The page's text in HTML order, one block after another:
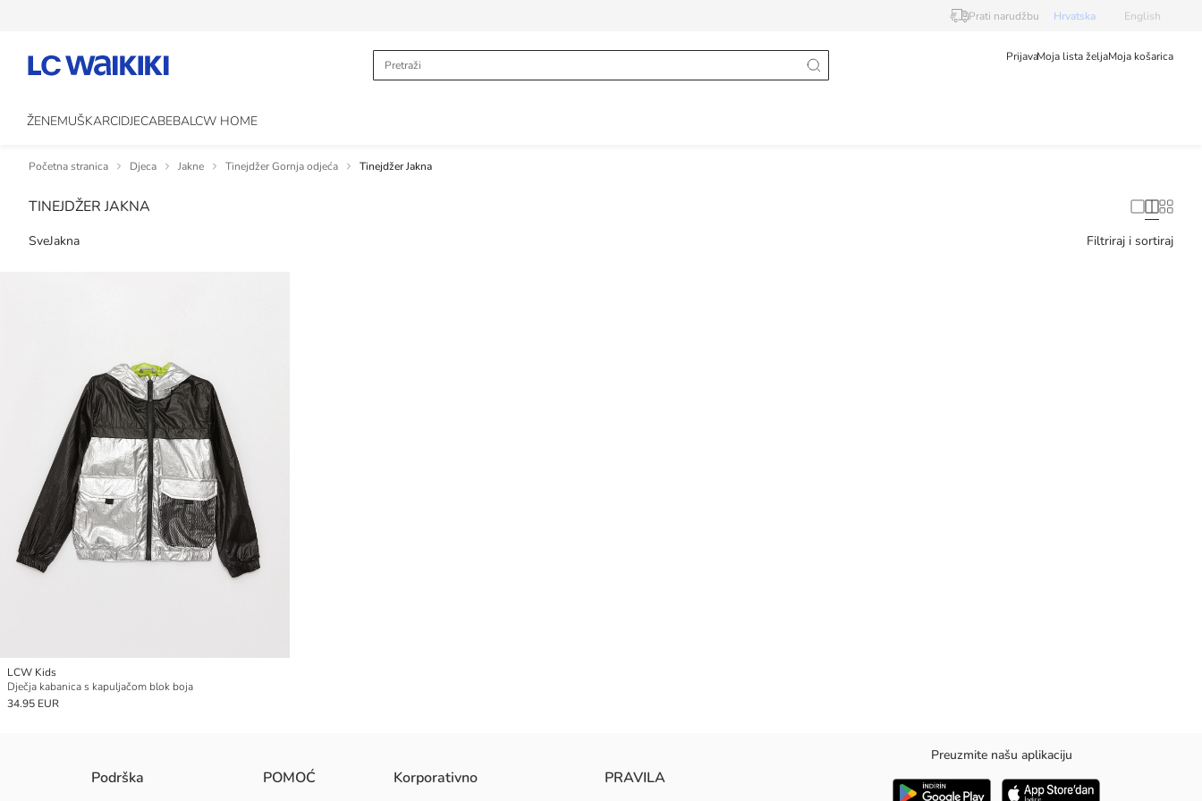
Prati narudžbu Hrvatska English
PrijavaMoja lista željaMoja košarica
ŽENEMUŠKARCIDJECABEBALCW HOME
Početna stranica Djeca Jakne Tinejdžer Gornja odjeća Tinejdžer Jakna
TINEJDŽER JAKNA
SveJakna Filtriraj i sortiraj
LCW Kids
Dječja kabanica s kapuljačom blok boja
34.95 EUR
Podrška POMOĆ Korporativno PRAVILA
Preuzmite našu aplikaciju